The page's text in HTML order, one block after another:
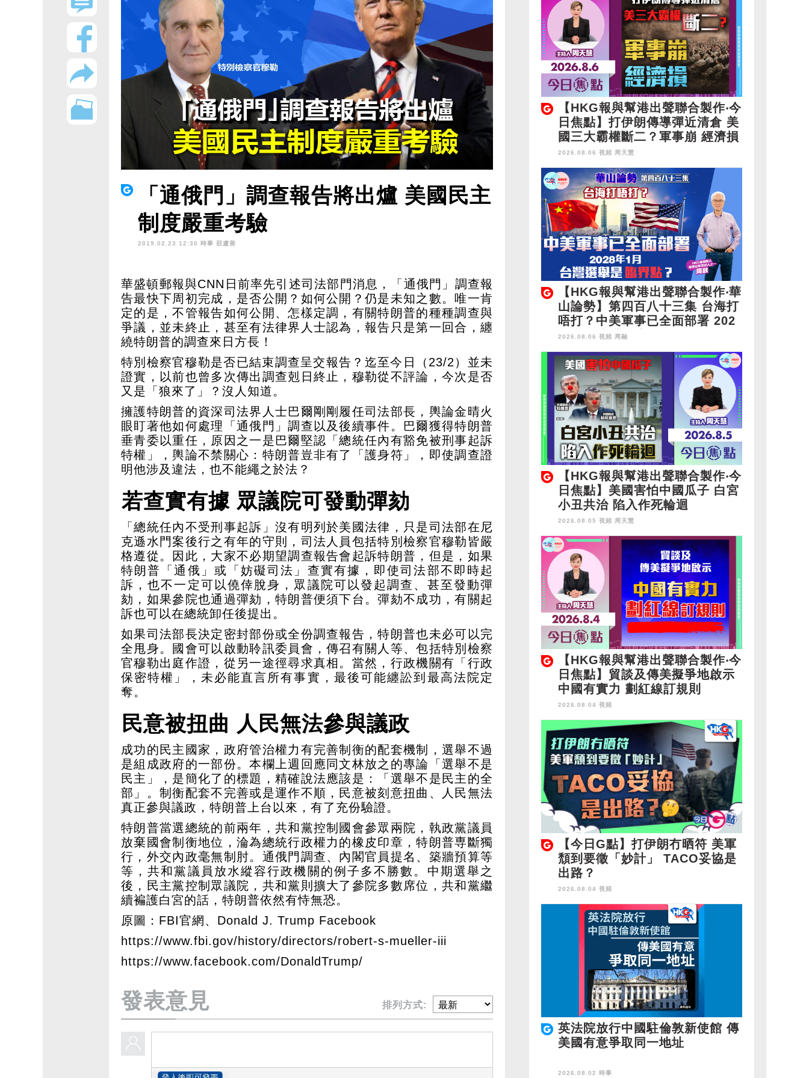
「通俄門」調查報告將出爐 美國民主
制度嚴重考驗
2019.02.23 12:30 時事 邵盧善
華盛頓郵報與CNN日前率先引述司法部門消息，「通俄門」調查報
告最快下周初完成，是否公開？如何公開？仍是未知之數。唯一肯
定的是，不管報告如何公開、怎樣定調，有關特朗普的種種調查與
爭議，並未終止，甚至有法律界人士認為，報告只是第一回合，纏
繞特朗普的調查來日方長！
特別檢察官穆勒是否已結束調查呈交報告？迄至今日（23/2）並未
證實，以前也曾多次傳出調查剋日終止，穆勒從不評論，今次是否
又是「狼來了」？沒人知道。
擁護特朗普的資深司法界人士巴爾剛剛履任司法部長，輿論金晴火
眼盯著他如何處理「通俄門」調查以及後續事件。巴爾獲得特朗普
垂青委以重任，原因之一是巴爾堅認「總統任內有豁免被刑事起訴
特權」，輿論不禁關心：特朗普豈非有了「護身符」，即使調查證
明他涉及違法，也不能繩之於法？
若查實有據 眾議院可發動彈劾
「總統任內不受刑事起訴」沒有明列於美國法律，只是司法部在尼
克遜水門案後行之有年的守則，司法人員包括特別檢察官穆勒皆嚴
格遵從。因此，大家不必期望調查報告會起訴特朗普，但是，如果
特朗普「通俄」或「妨礙司法」查實有據，即使司法部不即時起
訴，也不一定可以僥倖脫身，眾議院可以發起調查、甚至發動彈
劾，如果參院也通過彈劾，特朗普便須下台。彈劾不成功，有關起
訴也可以在總統卸任後提出。
如果司法部長決定密封部份或全份調查報告，特朗普也未必可以完
全甩身。國會可以啟動聆訊委員會，傳召有關人等、包括特別檢察
官穆勒出庭作證，從另一途徑尋求真相。當然，行政機關有「行政
保密特權」，未必能直言所有事實，最後可能纏訟到最高法院定
奪。
民意被扭曲 人民無法參與議政
成功的民主國家，政府管治權力有完善制衡的配套機制，選舉不過
是組成政府的一部份。本欄上週回應同文林放之的專論「選舉不是
民主」，是簡化了的標題，精確說法應該是：「選舉不是民主的全
部」。制衡配套不完善或是運作不順，民意被刻意扭曲、人民無法
真正參與議政，特朗普上台以來，有了充份驗證。
特朗普當選總統的前兩年，共和黨控制國會參眾兩院，執政黨議員
放棄國會制衡地位，淪為總統行政權力的橡皮印章，特朗普専斷獨
行，外交內政毫無制肘。通俄門調查、內閣官員提名、築牆預算等
等，共和黨議員放水縱容行政機關的例子多不勝數。中期選舉之
後，民主黨控制眾議院，共和黨則擴大了參院多數席位，共和黨繼
續褊護白宮的話，特朗普依然有恃無恐。
原圖：FBI官網、Donald J. Trump Facebook
https://www.fbi.gov/history/directors/robert-s-mueller-iii
https://www.facebook.com/DonaldTrump/
發表意見 排列方式:
【HKG報與幫港出聲聯合製作‧今
日焦點】打伊朗傳導彈近清倉 美
國三大霸權斷二？軍事崩 經濟損
2026.08.06 視頻 周天慧
【HKG報與幫港出聲聯合製作‧華
山論勢】第四百八十三集 台海打
唔打？中美軍事已全面部署 202
8年1月台灣選舉是臨界點？
2026.08.06 視頻 周融
【HKG報與幫港出聲聯合製作‧今
日焦點】美國害怕中國瓜子 白宮
小丑共治 陷入作死輪迴
2026.08.05 視頻 周天慧
【HKG報與幫港出聲聯合製作‧今
日焦點】貿談及傳美擬爭地啟示
中國有實力 劃紅線訂規則
2026.08.04 視頻
【今日G點】打伊朗冇晒符 美軍
頹到要徵「妙計」 TACO妥協是
出路？
2026.08.04 視頻
英法院放行中國駐倫敦新使館 傳
美國有意爭取同一地址
2026.08.02 時事